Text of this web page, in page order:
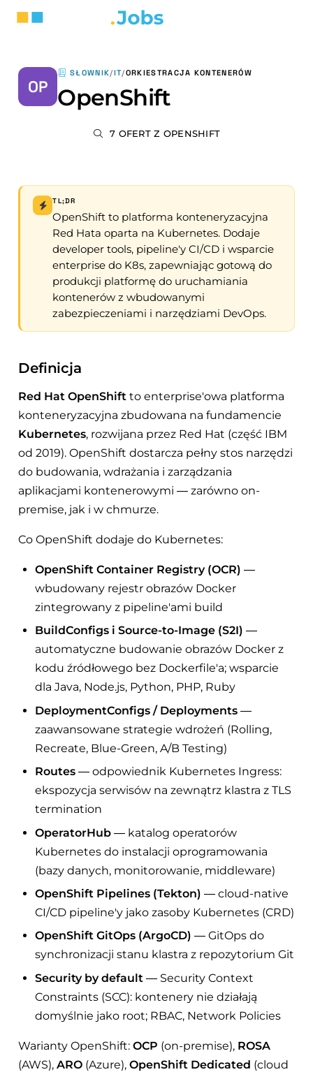
OP
SŁOWNIK/IT/ORKIESTRACJA KONTENERÓW
OpenShift
7 OFERT Z OPENSHIFT
TL;DR
OpenShift to platforma konteneryzacyjna
Red Hata oparta na Kubernetes. Dodaje
developer tools, pipeline'y CI/CD i wsparcie
enterprise do K8s, zapewniając gotową do
produkcji platformę do uruchamiania
kontenerów z wbudowanymi
zabezpieczeniami i narzędziami DevOps.
Definicja
Red Hat OpenShift to enterprise'owa platforma
konteneryzacyjna zbudowana na fundamencie
Kubernetes, rozwijana przez Red Hat (część IBM
od 2019). OpenShift dostarcza pełny stos narzędzi
do budowania, wdrażania i zarządzania
aplikacjami kontenerowymi — zarówno on-
premise, jak i w chmurze.
Co OpenShift dodaje do Kubernetes:
OpenShift Container Registry (OCR) —
wbudowany rejestr obrazów Docker
zintegrowany z pipeline'ami build
BuildConfigs i Source-to-Image (S2I) —
automatyczne budowanie obrazów Docker z
kodu źródłowego bez Dockerfile'a; wsparcie
dla Java, Node.js, Python, PHP, Ruby
DeploymentConfigs / Deployments —
zaawansowane strategie wdrożeń (Rolling,
Recreate, Blue-Green, A/B Testing)
Routes — odpowiednik Kubernetes Ingress:
ekspozycja serwisów na zewnątrz klastra z TLS
termination
OperatorHub — katalog operatorów
Kubernetes do instalacji oprogramowania
(bazy danych, monitorowanie, middleware)
OpenShift Pipelines (Tekton) — cloud-native
CI/CD pipeline'y jako zasoby Kubernetes (CRD)
OpenShift GitOps (ArgoCD) — GitOps do
synchronizacji stanu klastra z repozytorium Git
Security by default — Security Context
Constraints (SCC): kontenery nie działają
domyślnie jako root; RBAC, Network Policies
Warianty OpenShift:OCP (on-premise), ROSA
(AWS),ARO (Azure),OpenShift Dedicated (cloud